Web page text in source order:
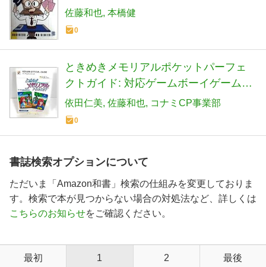
まで (ビジネス実務シリーズ)
佐藤和也 本橋健
0
ときめきメモリアルポケットパーフェ
クトガイド: 対応ゲームボーイゲームボ
ーイカラー (KONAMI OFFICIAL GUIDE
パーフェクトシリーズ)
依田仁美 佐藤和也 コナミCP事業部
0
書誌検索オプションについて
ただいま「Amazon和書」検索の仕組みを変更しておりま
す。検索で本が見つからない場合の対処法など、詳しくは
こちらのお知らせをご確認ください。
最初 1 2 最後